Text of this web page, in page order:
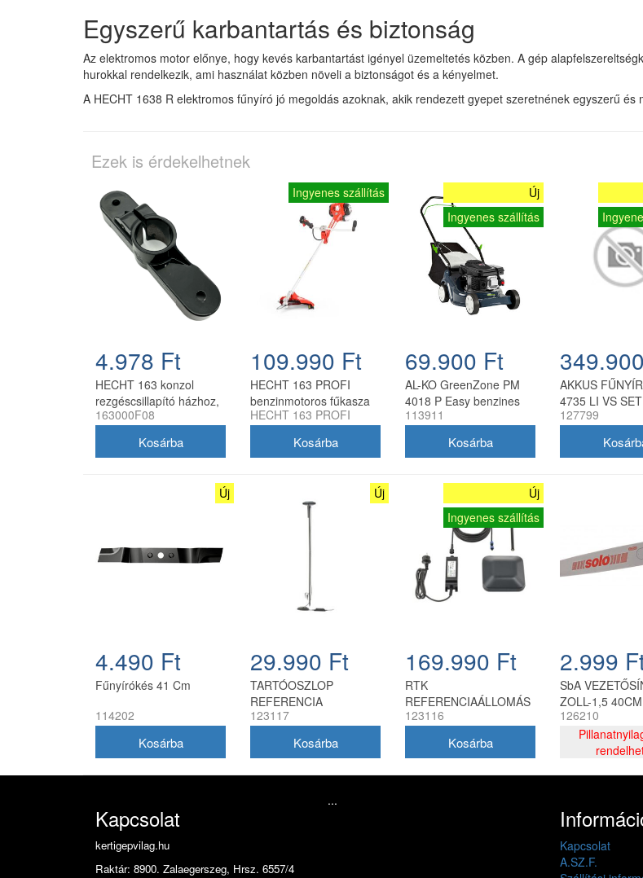
Egyszerű karbantartás és biztonság
Az elektromos motor előnye, hogy kevés karbantartást igényel üzemeltetés közben. A gép
hurokkal rendelkezik, ami használat közben növeli a biztonságot és a kényelmet.
A HECHT 1638 R elektromos fűnyíró jó megoldás azoknak, akik rendezett gyepet szeretnének egyszerű
Ezek is érdekelhetnek
4.978 Ft
HECHT 163 konzol
rezgéscsillapító házhoz,
28 mm furat
163000F08
Ingyenes szállítás
109.990 Ft
HECHT 163 PROFI
benzinmotoros fűkasza
63,3 cm3 3,1 LE
HECHT 163 PROFI
Új
Ingyenes szállítás
69.900 Ft
AL-KO GreenZone PM
4018 P Easy benzines
fűnyíró 40 cm
113911
AKKUS
4735 LI VS SET
127799
Új
4.490 Ft
Fűnyírókés 41 Cm
114202
Új
29.990 Ft
TARTÓOSZLOP
REFERENCIA
PONTHOZ
123117
Új
Ingyenes szállítás
169.990 Ft
RTK
REFERENCIAÁLLOMÁS
123116
2.999
SbA
ZOLL-1,5
TERMÉK
126210
Kapcsolat
kertigepvilag.hu
Raktár: 8900. Zalaegerszeg, Hrsz. 6557/4
...
Kapcsolat
A.SZ.F.